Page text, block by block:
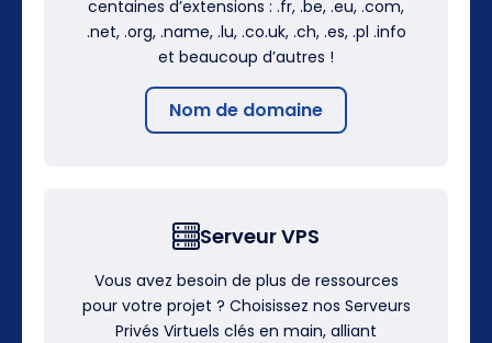
centaines d’extensions : .fr, .be, .eu, .com,
.net, .org, .name, .lu, .co.uk, .ch, .es, .pl .info
et beaucoup d’autres !
Nom de domaine
Serveur VPS
Vous avez besoin de plus de ressources
pour votre projet ? Choisissez nos Serveurs
Privés Virtuels clés en main, alliant